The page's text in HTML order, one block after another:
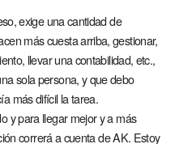
exige una cantidad de
más cuesta arriba, gestionar,
llevar una contabilidad, etc.,
sola persona, y que debo
más difícil la tarea.
y para llegar mejor y a más
correrá a cuenta de AK. Estoy